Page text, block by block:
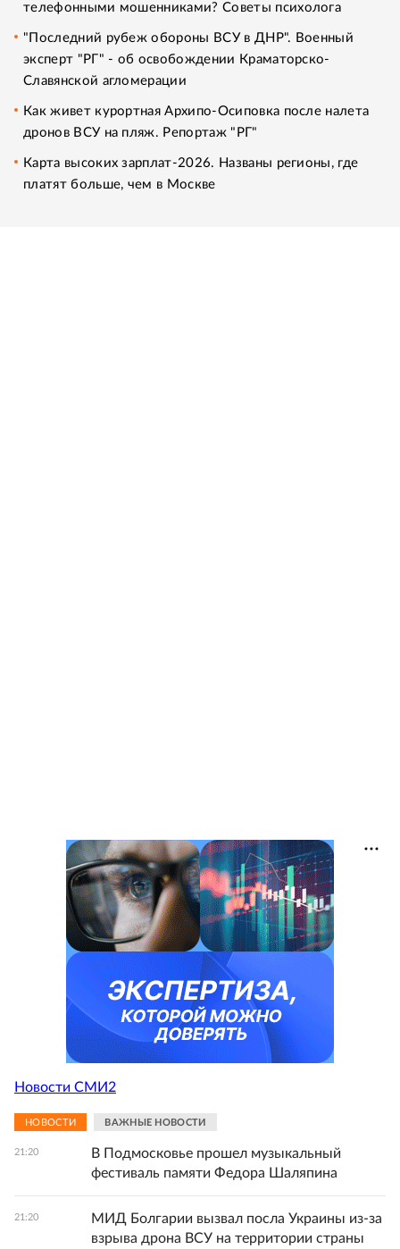
телефонными мошенниками? Советы психолога
"Последний рубеж обороны ВСУ в ДНР". Военный
эксперт "РГ" - об освобождении Краматорско-
Славянской агломерации
Как живет курортная Архипо-Осиповка после налета
дронов ВСУ на пляж. Репортаж "РГ"
Карта высоких зарплат-2026. Названы регионы, где
платят больше, чем в Москве
Новости СМИ2
НОВОСТИ ВАЖНЫЕ НОВОСТИ
21:20
В Подмосковье прошел музыкальный
фестиваль памяти Федора Шаляпина
21:20
МИД Болгарии вызвал посла Украины из-за
взрыва дрона ВСУ на территории страны